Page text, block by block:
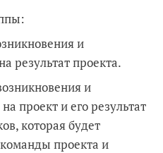
и
результат проекта.
и
проект и его результат
которая будет
проекта и